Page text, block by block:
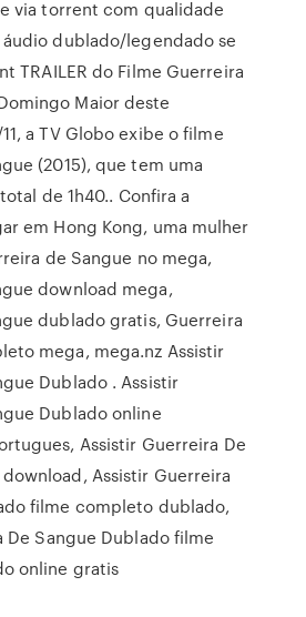
via torrent com qualidade
dublado/legendado se
TRAILER do Filme Guerreira
Maior deste
a TV Globo exibe o filme
(2015), que tem uma
de 1h40.. Confira a
em Hong Kong, uma mulher
de Sangue no mega,
download mega,
dublado gratis, Guerreira
mega, mega.nz Assistir
Dublado . Assistir
Dublado online
Assistir Guerreira De
Assistir Guerreira
filme completo dublado,
De Sangue Dublado filme
online gratis